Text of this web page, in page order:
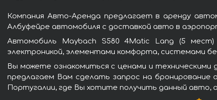
Компания Авто-Аренда предлагает в аренду
Албуфейре автомобиля с доставкой авто в
Автомобиль Maybach S580 4Matic Lang (5
электроникой, элементами комфорта, системами
Вы можете ознакомиться с ценами и
предлагаем Вам сделать запрос на
Португалии, где Вы хотите получить данный